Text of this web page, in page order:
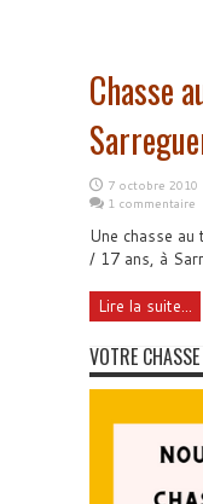
Chasse
7 octobre 2010
1 commentaire
Une chasse
/ 17 ans, à
Lire la suite...
VOTRE